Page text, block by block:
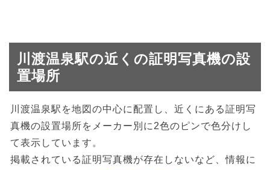
川渡温泉駅の近くの証明写真機の設
置場所
川渡温泉駅を地図の中心に配置し、近くにある証明写
真機の設置場所をメーカー別に2色のピンで色分けし
て表示しています。
掲載されている証明写真機が存在しないなど、情報に